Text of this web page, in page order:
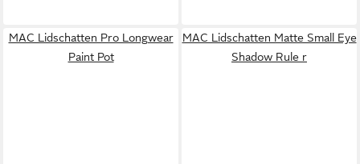
MAC Lidschatten Pro Longwear
Paint Pot
MAC Lidschatten Matte Small Eye
Shadow Rule r